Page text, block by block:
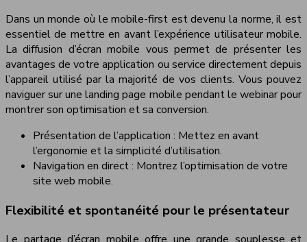
Dans un monde où le mobile-first est devenu la norme, il est
essentiel de mettre en avant l’expérience utilisateur mobile.
La diffusion d’écran mobile vous permet de présenter les
avantages de votre application ou service directement depuis
l’appareil utilisé par la majorité de vos clients. Vous pouvez
naviguer sur une landing page mobile pendant le webinar pour
montrer son optimisation et sa conversion.
Présentation de l’application : Mettez en avant
l’ergonomie et la simplicité d’utilisation.
Navigation en direct : Montrez l’optimisation de votre
site web mobile.
Flexibilité et spontanéité pour le présentateur